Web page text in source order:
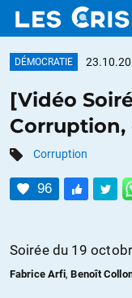
DOSSIERS
CATÉGORIES
DÉMOCRATIE
[Vidéo
Corruption,
Corruption
96
Soirée du 19
Fabrice Arfi,Benoît